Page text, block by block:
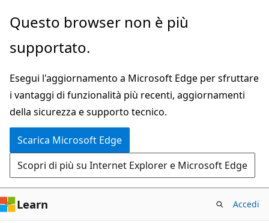
Ignora
passa
contenuto
principale
Questo browser non è più
supportato.
Esegui l'aggiornamento a Microsoft Edge per sfruttare
i vantaggi di funzionalità più recenti, aggiornamenti
della sicurezza e supporto tecnico.
Scarica Microsoft Edge
Scopri di più su Internet Explorer e Microsoft Edge
Learn Accedi